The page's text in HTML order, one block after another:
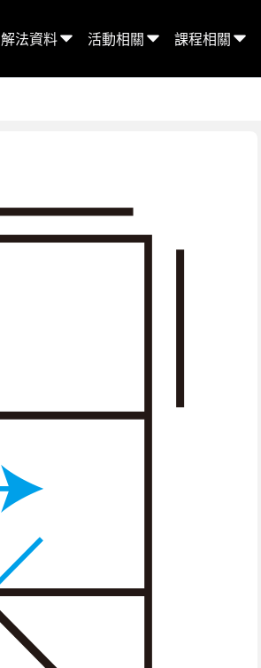
解法資料 活動相關 課程相關